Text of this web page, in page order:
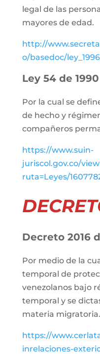
legal de las
mayores de edad.
http://
o/basedoc/
Ley 54 de 1990
Por la cual se
de hecho y
compañeros
https://www.suin-
juriscol.gov.co/
ruta=Leyes/
Decreto 2016
Por medio de la
temporal de
venezolanos bajo
temporal y se
materia migratoria.
https://
inrelaciones-